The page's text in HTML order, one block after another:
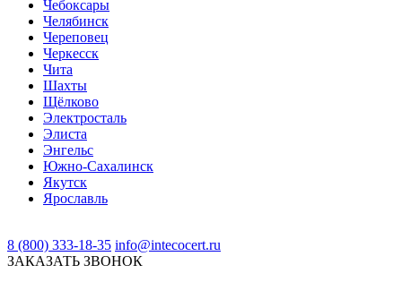
Чебоксары
Челябинск
Череповец
Черкесск
Чита
Шахты
Щёлково
Электросталь
Элиста
Энгельс
Южно-Сахалинск
Якутск
Ярославль
8 (800) 333-18-35 info@intecocert.ru
ЗАКАЗАТЬ ЗВОНОК